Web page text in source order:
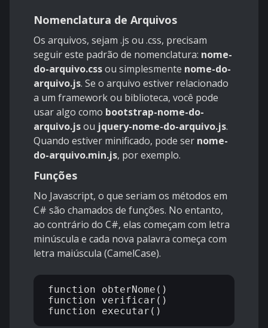
Nomenclatura de Arquivos
Os arquivos, sejam .js ou .css, precisam
seguir este padrão de nomenclatura: nome-
do-arquivo.cssou simplesmente nome-do-
arquivo.js. Se o arquivo estiver relacionado
a um framework ou biblioteca, você pode
usar algo como bootstrap-nome-do-
arquivo.jsou jquery-nome-do-arquivo.js.
Quando estiver minificado, pode ser nome-
do-arquivo.min.js, por exemplo.
Funções
No Javascript, o que seriam os métodos em
C# são chamados de funções. No entanto,
ao contrário do C#, elas começam com letra
minúscula e cada nova palavra começa com
letra maiúscula (CamelCase).
function obterNome()
function verificar()